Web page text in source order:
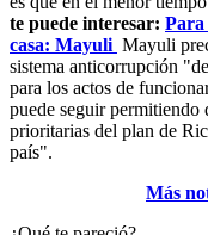
te puede interesar: Para
casa: Mayuli Mayuli
sistema anticorrupción
para los actos de
puede seguir permitiendo
prioritarias del plan de
país".
Más